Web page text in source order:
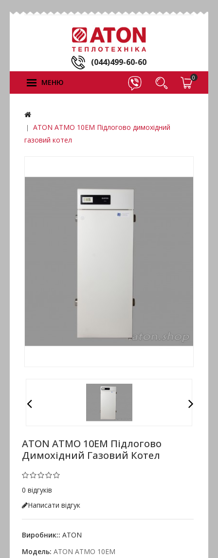
(044)499-60-60
0
МЕНЮ
ATON ATMO 10ЕМ Підлогово димохідний
газовий котел
ATON ATMO 10ЕМ Підлогово
Димохідний Газовий Котел
0 відгуків
Написати відгук
Виробник:: ATON
Модель: ATON ATMO 10ЕМ